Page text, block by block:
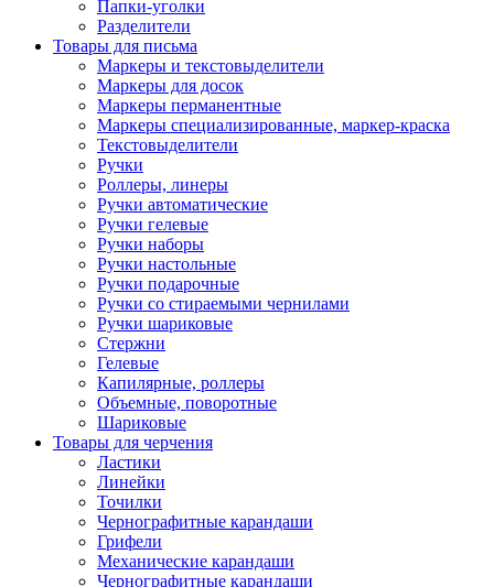
Папки-уголки
Разделители
Товары для письма
Маркеры и текстовыделители
Маркеры для досок
Маркеры перманентные
Маркеры специализированные, маркер-краска
Текстовыделители
Ручки
Роллеры, линеры
Ручки автоматические
Ручки гелевые
Ручки наборы
Ручки настольные
Ручки подарочные
Ручки со стираемыми чернилами
Ручки шариковые
Стержни
Гелевые
Капилярные, роллеры
Объемные, поворотные
Шариковые
Товары для черчения
Ластики
Линейки
Точилки
Чернографитные карандаши
Грифели
Механические карандаши
Чернографитные карандаши